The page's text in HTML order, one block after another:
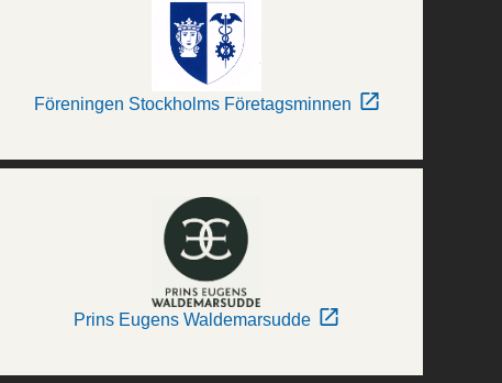
Föreningen Stockholms Företagsminnen
Prins Eugens Waldemarsudde